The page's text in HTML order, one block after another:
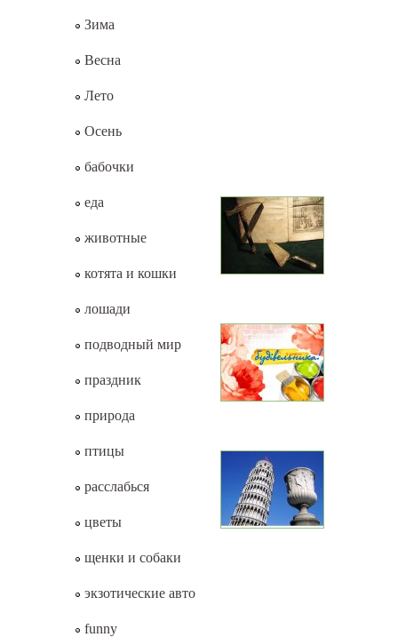
Зима
Весна
Лето
Осень
бабочки
еда
животные
котята и кошки
лошади
подводный мир
праздник
природа
птицы
расслабься
цветы
щенки и собаки
экзотические авто
funny